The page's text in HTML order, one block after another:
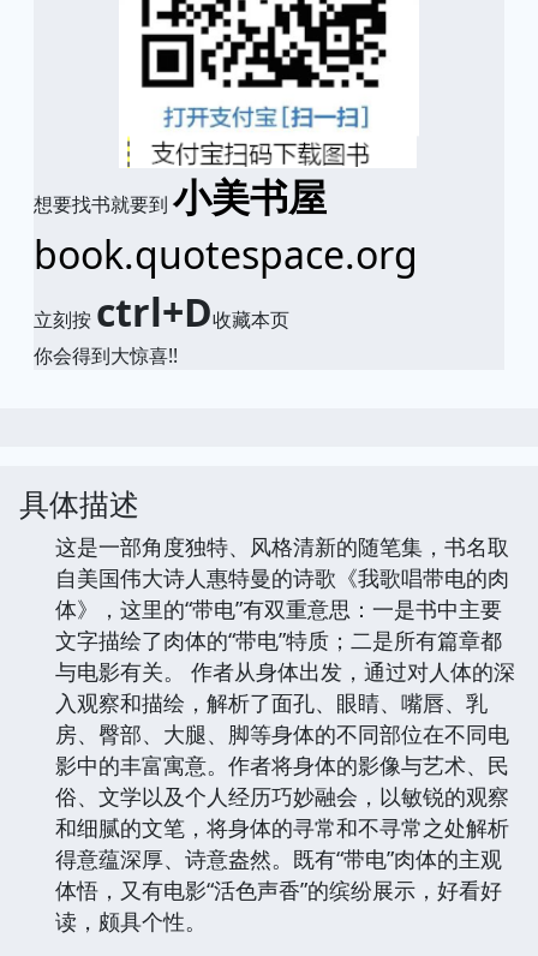
想要找书就要到 小美书屋
book.quotespace.org
立刻按 ctrl+D收藏本页
你会得到大惊喜!!
具体描述
这是一部角度独特、风格清新的随笔集，书名取
自美国伟大诗人惠特曼的诗歌《我歌唱带电的肉
体》，这里的“带电”有双重意思：一是书中主要
文字描绘了肉体的“带电”特质；二是所有篇章都
与电影有关。 作者从身体出发，通过对人体的深
入观察和描绘，解析了面孔、眼睛、嘴唇、乳
房、臀部、大腿、脚等身体的不同部位在不同电
影中的丰富寓意。作者将身体的影像与艺术、民
俗、文学以及个人经历巧妙融会，以敏锐的观察
和细腻的文笔，将身体的寻常和不寻常之处解析
得意蕴深厚、诗意盎然。既有“带电”肉体的主观
体悟，又有电影“活色声香”的缤纷展示，好看好
读，颇具个性。